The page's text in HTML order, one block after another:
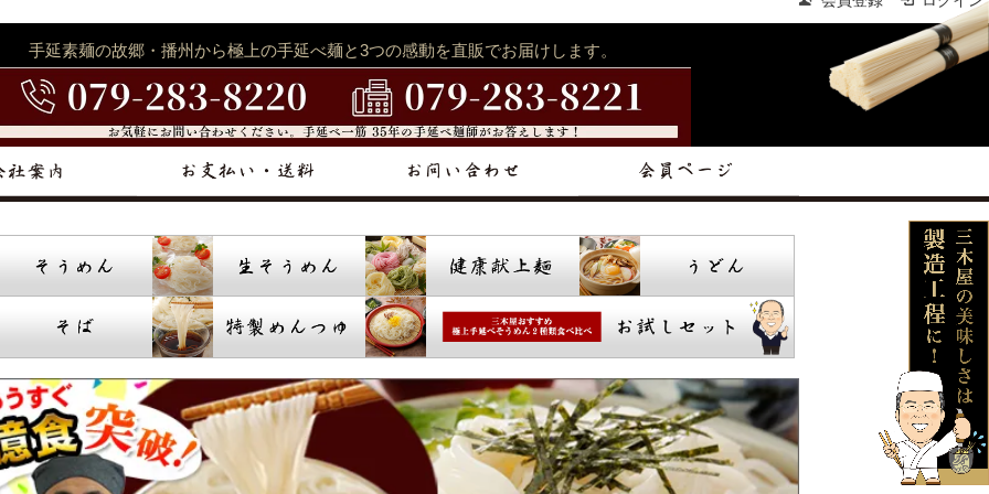
手延素麺の故郷・播州から極上の手延べ麺と3つの感動を直販でお届けします。